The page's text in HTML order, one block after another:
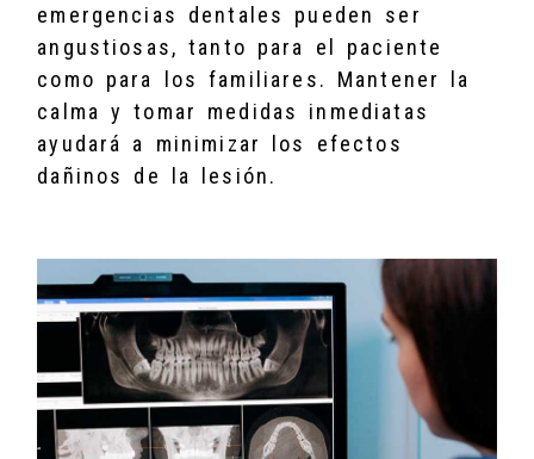
emergencias dentales pueden ser
angustiosas, tanto para el paciente
como para los familiares. Mantener la
calma y tomar medidas inmediatas
ayudará a minimizar los efectos
dañinos de la lesión.